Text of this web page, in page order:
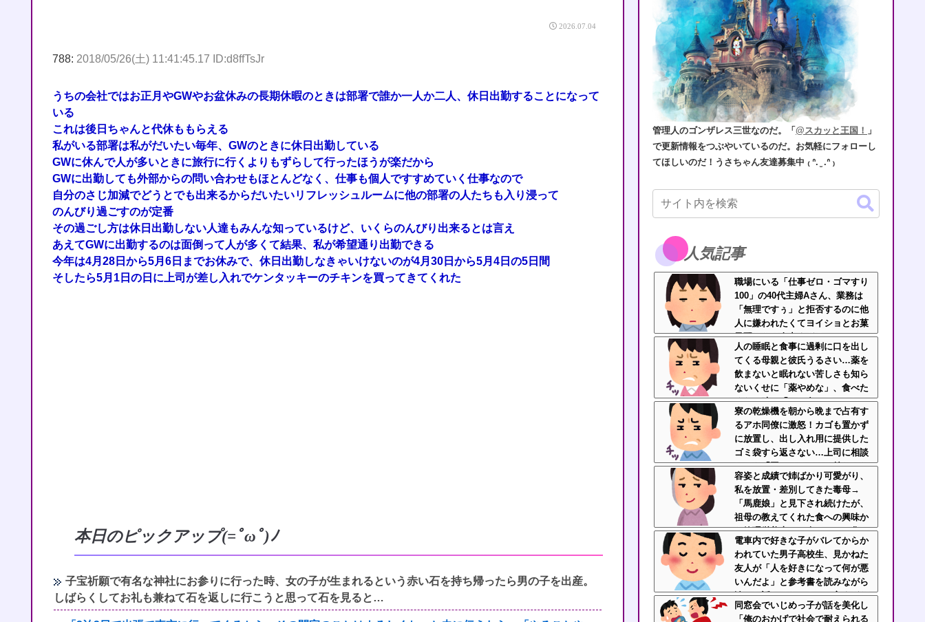
2026.07.04
788: 2018/05/26(土) 11:41:45.17 ID:d8ffTsJr
うちの会社ではお正月やGWやお盆休みの長期休暇のときは部署で誰か一人か二人、休日出勤することになって
いる
これは後日ちゃんと代休ももらえる
私がいる部署は私がだいたい毎年、GWのときに休日出勤している
GWに休んで人が多いときに旅行に行くよりもずらして行ったほうが楽だから
GWに出勤しても外部からの問い合わせもほとんどなく、仕事も個人ですすめていく仕事なので
自分のさじ加減でどうとでも出来るからだいたいリフレッシュルームに他の部署の人たちも入り浸って
のんびり過ごすのが定番
その過ごし方は休日出勤しない人達もみんな知っているけど、いくらのんびり出来るとは言え
あえてGWに出勤するのは面倒って人が多くて結果、私が希望通り出勤できる
今年は4月28日から5月6日までお休みで、休日出勤しなきゃいけないのが4月30日から5月4日の5日間
そしたら5月1日の日に上司が差し入れでケンタッキーのチキンを買ってきてくれた
本日のピックアップ(=ﾟωﾟ)ﾉ
子宝祈願で有名な神社にお参りに行った時、女の子が生まれるという赤い石を持ち帰ったら男の子を出産。
しばらくしてお礼も兼ねて石を返しに行こうと思って石を見ると…
管理人のゴンザレス三世なのだ。「@スカッと王国！ 」
で更新情報をつぶやいているのだ。お気軽にフォローし
てほしいのだ！うさちゃん友達募集中 ₍ ᐢ. ̫ .ᐢ ₎
人気記事
職場にいる「仕事ゼロ・ゴマすり
100」の40代主婦Aさん、業務は
「無理ですぅ」と拒否するのに他
人に嫌われたくてヨイショとお菓
子配りだけ全力すぎる
人の睡眠と食事に過剰に口を出し
てくる母親と彼氏うるさい…薬を
飲まないと眠れない苦しさも知ら
ないくせに「薬やめな」、食べた
くない時に「一口食べて」としつ
こい無神経すぎる！！
寮の乾燥機を朝から晩まで占有す
るアホ同僚に激怒！カゴも置かず
に放置し、出し入れ用に提供した
ゴミ袋すら返さない…上司に相談
しても「困ってるのはお前だけだ
から我慢しろ」←はぁ？！
容姿と成績で姉ばかり可愛がり、
私を放置・差別してきた毒母→
「馬鹿娘」と見下され続けたが、
祖母の教えてくれた食への興味か
ら管理栄養士に→今はニート化し
た姉と毒母に幸せな姿を見せつけ
てるｗｗｗ
電車内で好きな子がバレてからか
われていた男子高校生、見かねた
友人が「人を好きになって何が悪
いんだよ」と参考書を読みながら
淡々と話してた←カッコ良すぎだ
ろ
同窓会でいじめっ子が話を美化し
「俺のおかげで社会で耐えられる